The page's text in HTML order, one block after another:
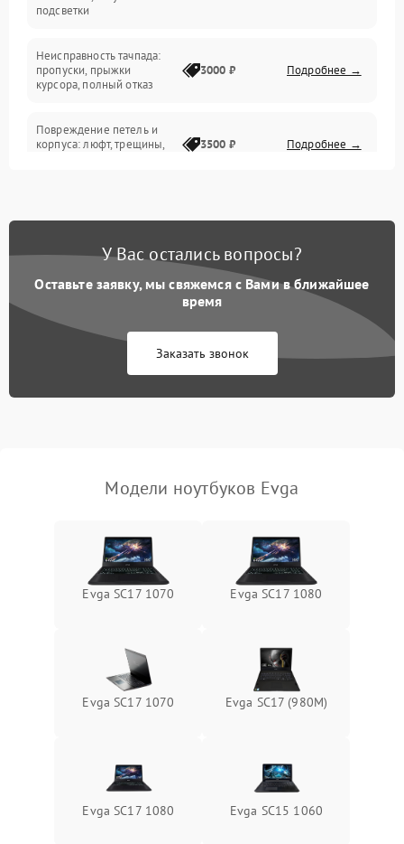
Батарея
Сеть и интернет
подсветки
Неисправность тачпада:
пропуски, прыжки
курсора, полный отказ
3000 ₽ Подробнее →
Повреждение петель и
корпуса: люфт, трещины,
3500 ₽ Подробнее →
быстрая разрядка,
2500 ₽ Подробнее →
Неисправность зарядного
питания
2000 ₽ Подробнее →
неисправности кулера
пропадание диска
оперативной памяти:
вылеты приложений,
синие экраны
Подробнее →
У Вас остались вопросы?
Оставьте заявку, мы свяжемся с Вами в ближайшее
время
Заказать звонок
Модели ноутбуков Evga
Evga SC17 1070 Evga SC17 1080
Evga SC17 1070 Evga SC17 (980M)
Evga SC17 1080 Evga SC15 1060